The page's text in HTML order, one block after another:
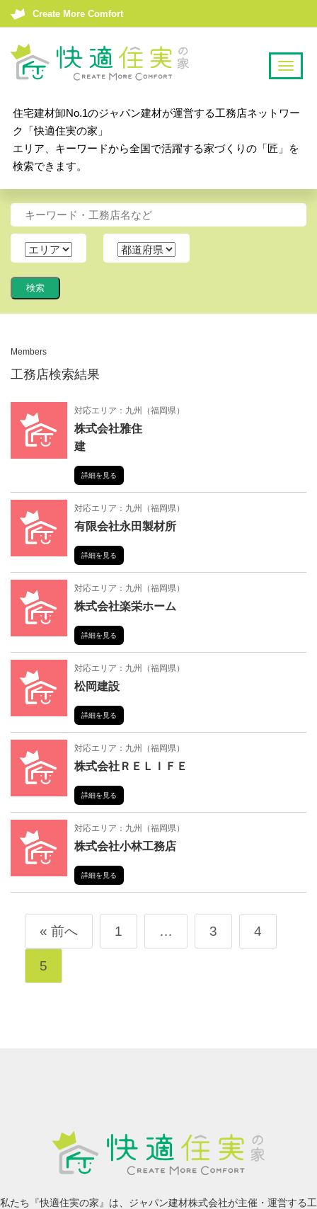
Create More Comfort
T
a
i
o
住宅建材卸No.1のジャパン建材が運営する工務店ネットワー
ク「快適住実の家」
エリア、キーワードから全国で活躍する家づくりの「匠」を
検索できます。
Members
工務店検索結果
対応エリア： 九州 （福岡県）
株式会社雅住
建
詳細を見る
対応エリア： 九州 （福岡県）
有限会社永田製材所
詳細を見る
対応エリア： 九州 （福岡県）
株式会社楽栄ホーム
詳細を見る
対応エリア： 九州 （福岡県）
松岡建設
詳細を見る
対応エリア： 九州 （福岡県）
株式会社ＲＥＬＩＦＥ
詳細を見る
対応エリア： 九州 （福岡県）
株式会社小林工務店
詳細を見る
« 前へ 1 … 3 4
5
私たち『快適住実の家』は、ジャパン建材株式会社が主催・運営する工